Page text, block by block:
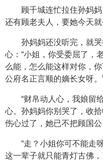
顾千城连忙拉住孙妈
还有顾老夫人，要她今天就
孙妈妈还没听完，就
心：“小姐，你受委屈了，
么能，怎么能这样对你，
公府名正言顺的嫡长女呀。
“财帛动人心，我娘留
心。孙妈妈你别哭了，收
伤心过了，她已不把顾国
“走？小姐你可不能走
这一辈子就只能青灯古佛